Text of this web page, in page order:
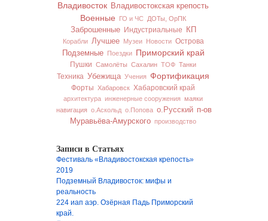
Владивосток Владивостокская крепость
Военные ГО и ЧС ДОТы, ОрПК
Заброшенные Индустриальные КП
Корабли Лучшее Музеи Новости Острова
Подземные Поездки Приморский край
Пушки Самолёты Сахалин ТОФ Танки
Техника Убежища Учения Фортификация
Форты Хабаровск Хабаровский край
архитектура инженерные сооружения маяки
навигация о.Аскольд о.Попова о.Русский п-ов
Муравьёва-Амурского производство
Записи в Статьях
Фестиваль «Владивостокская крепость»
2019
Подземный Владивосток: мифы и
реальность
224 иап аэр. Озёрная Падь Приморский
край.